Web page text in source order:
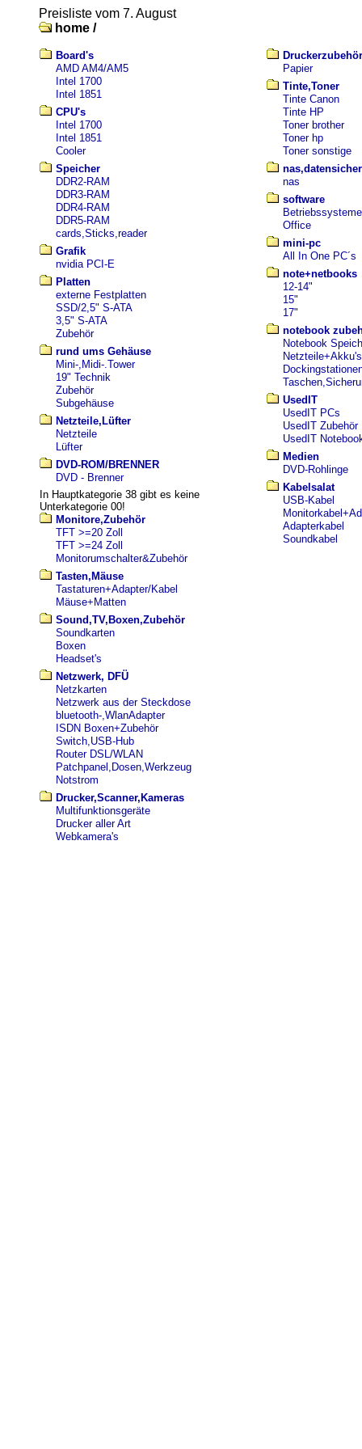
Preisliste vom 7. August
home /
Board's
AMD AM4/AM5
Intel 1700
Intel 1851
CPU's
Intel 1700
Intel 1851
Cooler
Speicher
DDR2-RAM
DDR3-RAM
DDR4-RAM
DDR5-RAM
cards,Sticks,reader
Grafik
nvidia PCI-E
Platten
externe Festplatten
SSD/2,5" S-ATA
3,5" S-ATA
Zubehör
rund ums Gehäuse
Mini-,Midi-.Tower
19" Technik
Zubehör
Subgehäuse
Netzteile,Lüfter
Netzteile
Lüfter
DVD-ROM/BRENNER
DVD - Brenner
In Hauptkategorie 38 gibt es keine
Unterkategorie 00!
Monitore,Zubehör
TFT >=20 Zoll
TFT >=24 Zoll
Monitorumschalter&Zubehör
Tasten,Mäuse
Tastaturen+Adapter/Kabel
Mäuse+Matten
Sound,TV,Boxen,Zubehör
Soundkarten
Boxen
Headset's
Netzwerk, DFÜ
Netzkarten
Netzwerk aus der Steckdose
bluetooth-,WlanAdapter
ISDN Boxen+Zubehör
Switch,USB-Hub
Router DSL/WLAN
Patchpanel,Dosen,Werkzeug
Notstrom
Drucker,Scanner,Kameras
Multifunktionsgeräte
Drucker aller Art
Webkamera's
Druckerzubehör
Papier
Tinte,Toner
Tinte Canon
Tinte HP
Toner brother
Toner hp
Toner sonstige
nas
software
Betriebssysteme
Office
mini-pc
All In One PC´s
note+netbooks
12-14"
15"
17"
notebook
Notebook
Netzteile+Akku's
UsedIT
UsedIT PCs
UsedIT Zubehör
UsedIT
Medien
DVD-Rohlinge
Kabelsalat
USB-Kabel
Adapterkabel
Soundkabel